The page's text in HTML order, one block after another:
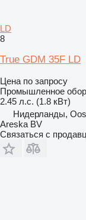
LD
8
True GDM 35F LD
Цена по запросу
Промышленное
2.45 л.с. (1.8 кВт)
Нидерланды,
Areska BV
Связаться с